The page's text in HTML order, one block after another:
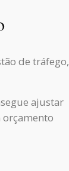
de tráfego,
ajustar
orçamento